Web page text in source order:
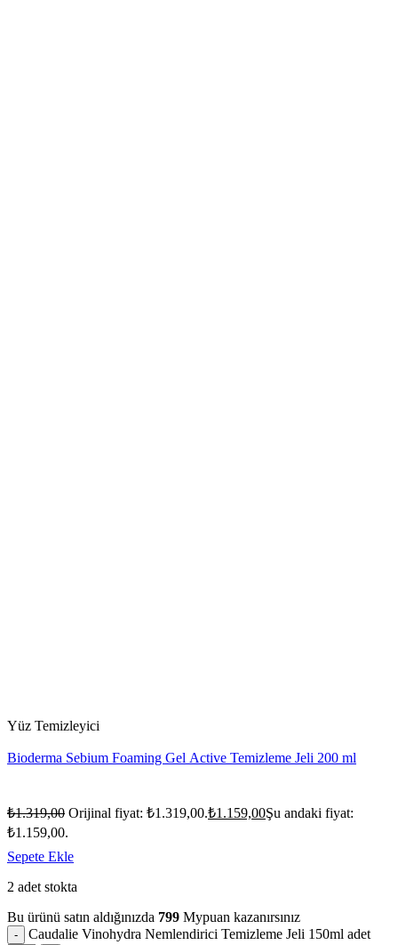
Yüz Temizleyici
Bioderma Sebium Foaming Gel Active Temizleme Jeli 200 ml
₺1.319,00 Orijinal fiyat: ₺1.319,00.₺1.159,00Şu andaki fiyat:
₺1.159,00.
Sepete Ekle
2 adet stokta
Bu ürünü satın aldığınızda 799 Mypuan kazanırsınız
Caudalie Vinohydra Nemlendirici Temizleme Jeli 150ml adet